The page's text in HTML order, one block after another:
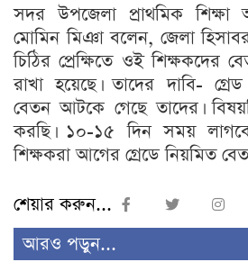
সদর উপজেলা প্রাথমিক
মোমিন মিঞা বলেন, জেলা
চিঠির প্রেক্ষিতে ওই শিক্ষকদের
রাখা হয়েছে। তাদের দাবি-
বেতন আটকে গেছে তাদের।
করছি। ১০-১৫ দিন সময়
শিক্ষকরা আগের গ্রেডে নিয়মিত
শেয়ার করুন...
আরও পড়ুন...